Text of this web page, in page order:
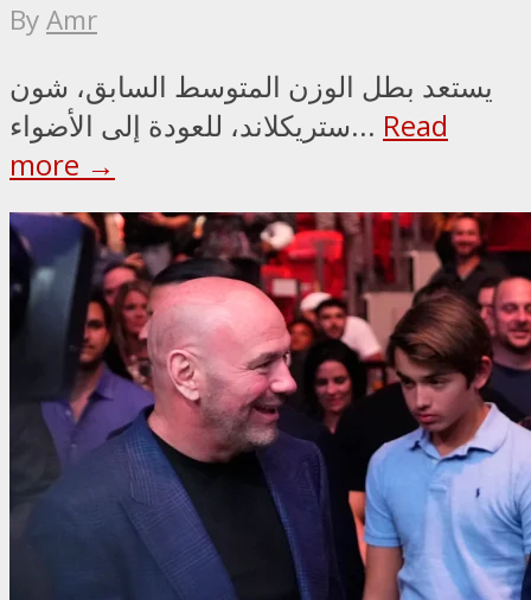
ByAmr
يستعد بطل الوزن المتوسط السابق، شون
ستريكلاند، للعودة إلى الأضواء... Read
more →